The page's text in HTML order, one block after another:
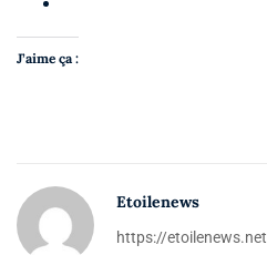
J’aime ça :
Etoilenews
https://etoilenews.net